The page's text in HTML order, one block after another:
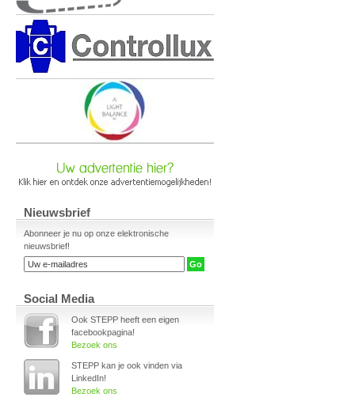
Nieuwsbrief
Abonneer je nu op onze elektronische
nieuwsbrief!
Social Media
Ook STEPP heeft een eigen
facebookpagina!
Bezoek ons
STEPP kan je ook vinden via
LinkedIn!
Bezoek ons